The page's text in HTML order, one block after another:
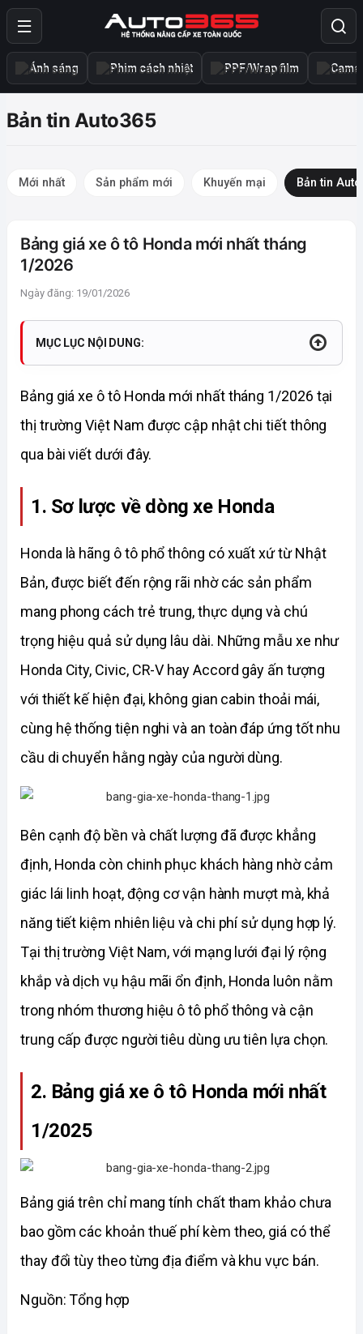
Ánh sáng Phim cách nhiệt PPF/Wrap film
Bản tin Auto365
Mới nhất Sản phẩm mới Khuyến mại Bản tin
Bảng giá xe ô tô Honda mới nhất tháng
1/2026
Ngày đăng: 19/01/2026
MỤC LỤC NỘI DUNG:
Bảng giá xe ô tô Honda mới nhất tháng 1/2026 tại
thị trường Việt Nam được cập nhật chi tiết thông
qua bài viết dưới đây.
1. Sơ lược về dòng xe Honda
Honda là hãng ô tô phổ thông có xuất xứ từ Nhật
Bản, được biết đến rộng rãi nhờ các sản phẩm
mang phong cách trẻ trung, thực dụng và chú
trọng hiệu quả sử dụng lâu dài. Những mẫu xe như
Honda City, Civic, CR-V hay Accord gây ấn tượng
với thiết kế hiện đại, không gian cabin thoải mái,
cùng hệ thống tiện nghi và an toàn đáp ứng tốt nhu
cầu di chuyển hằng ngày của người dùng.
Bên cạnh độ bền và chất lượng đã được khẳng
định, Honda còn chinh phục khách hàng nhờ cảm
giác lái linh hoạt, động cơ vận hành mượt mà, khả
năng tiết kiệm nhiên liệu và chi phí sử dụng hợp lý.
Tại thị trường Việt Nam, với mạng lưới đại lý rộng
khắp và dịch vụ hậu mãi ổn định, Honda luôn nằm
trong nhóm thương hiệu ô tô phổ thông và cận
trung cấp được người tiêu dùng ưu tiên lựa chọn.
2. Bảng giá xe ô tô Honda mới nhất
1/2025
Bảng giá trên chỉ mang tính chất tham khảo chưa
bao gồm các khoản thuế phí kèm theo, giá có thể
thay đổi tùy theo từng địa điểm và khu vực bán.
Nguồn: Tổng hợp